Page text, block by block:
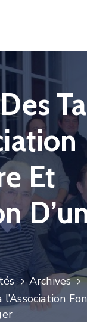
Et
Archives
l’Association